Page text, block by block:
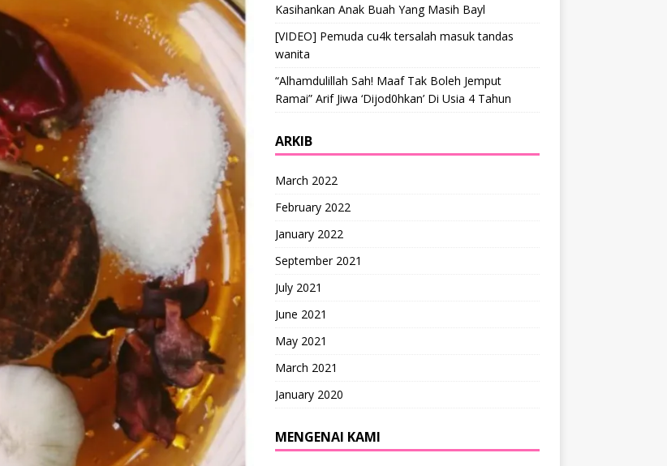
Kasihankan Anak Buah Yang Masih Bayl
[VIDEO] Pemuda cu4k tersalah masuk tandas
wanita
“Alhamdulillah Sah! Maaf Tak Boleh Jemput
Ramai” Arif Jiwa ‘Dijod0hkan’ Di Usia 4 Tahun
ARKIB
March 2022
February 2022
January 2022
September 2021
July 2021
June 2021
May 2021
March 2021
January 2020
MENGENAI KAMI